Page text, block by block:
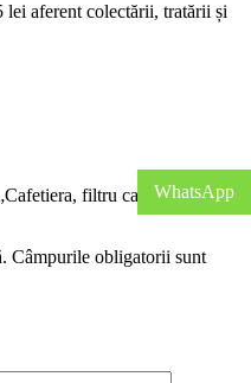
aferent colectării, tratării și
filtru cafea 12V, 170
Câmpurile obligatorii sunt
WhatsApp